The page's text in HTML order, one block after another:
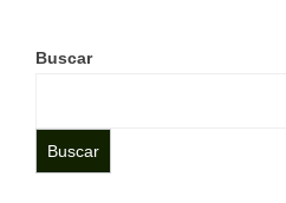
Buscar
Buscar